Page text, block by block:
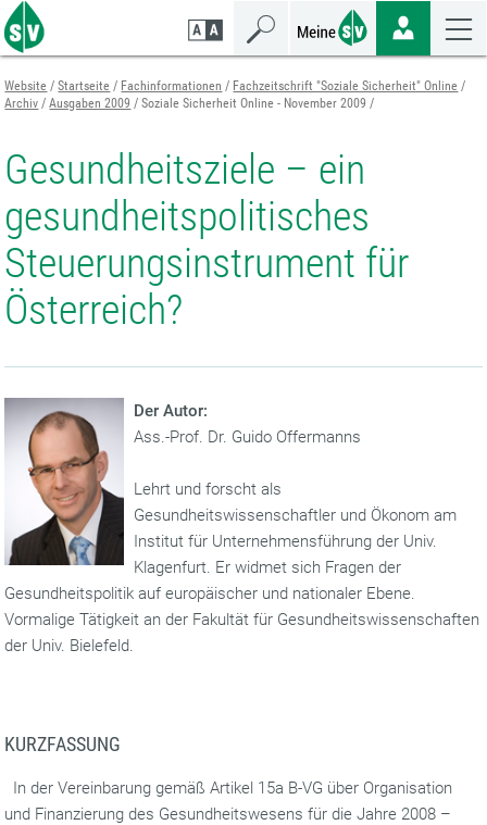
Zum
Seiteninhalt
springen
Zur
Navigation
springen
Zur
Mobilen
Navigation
springen
Website Startseite Fachinformationen
Fachzeitschrift "Soziale Sicherheit" Online
Archiv
Ausgaben 2009 Soziale Sicherheit Online - November 2009
Gesundheitsziele – ein
gesundheitspolitisches
Steuerungsinstrument für
Österreich?
Der Autor:
Ass.-Prof. Dr. Guido Offermanns
Lehrt und forscht als
Gesundheitswissenschaftler und Ökonom am
Institut für Unternehmensführung der Univ.
Klagenfurt. Er widmet sich Fragen der
Gesundheitspolitik auf europäischer und nationaler Ebene.
Vormalige Tätigkeit an der Fakultät für Gesundheitswissenschaften
der Univ. Bielefeld.
KURZFASSUNG
In der Vereinbarung gemäß Artikel 15a B-VG über Organisation
und Finanzierung des Gesundheitswesens für die Jahre 2008 –